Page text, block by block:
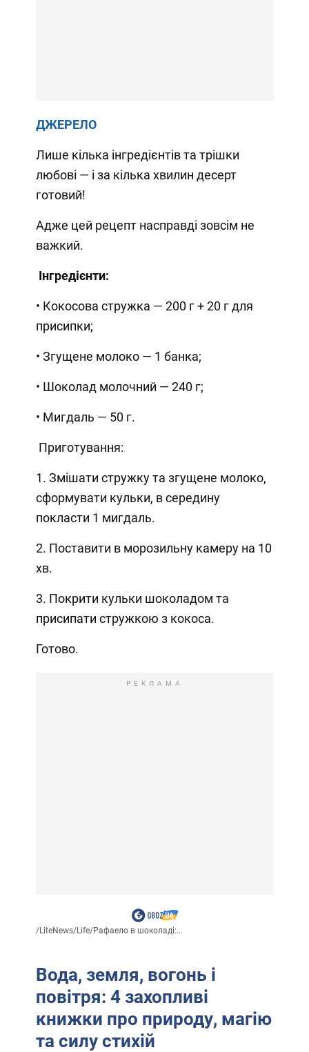
ДЖЕРЕЛО
Лише кілька інгредієнтів та трішки
любові — і за кілька хвилин десерт
готовий!
Адже цей рецепт насправді зовсім не
важкий.
Інгредієнти:
• Кокосова стружка — 200 г + 20 г для
присипки;
• Згущене молоко — 1 банка;
• Шоколад молочний — 240 г;
• Мигдаль — 50 г.
Приготування:
1. Змішати стружку та згущене молоко,
сформувати кульки, в середину
покласти 1 мигдаль.
2. Поставити в морозильну камеру на 10
хв.
3. Покрити кульки шоколадом та
присипати стружкою з кокоса.
Готово.
РЕКЛАМА
/LiteNews/Life/Рафаело в шоколаді:...
Вода, земля, вогонь і
повітря: 4 захопливі
книжки про природу, магію
та силу стихій